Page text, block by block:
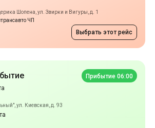
Шопена, ул. Звирки и Вигуры, д. 1
ЧП
Выбрать этот рейс
Прибытие 06:00
ул. Киевская, д. 93